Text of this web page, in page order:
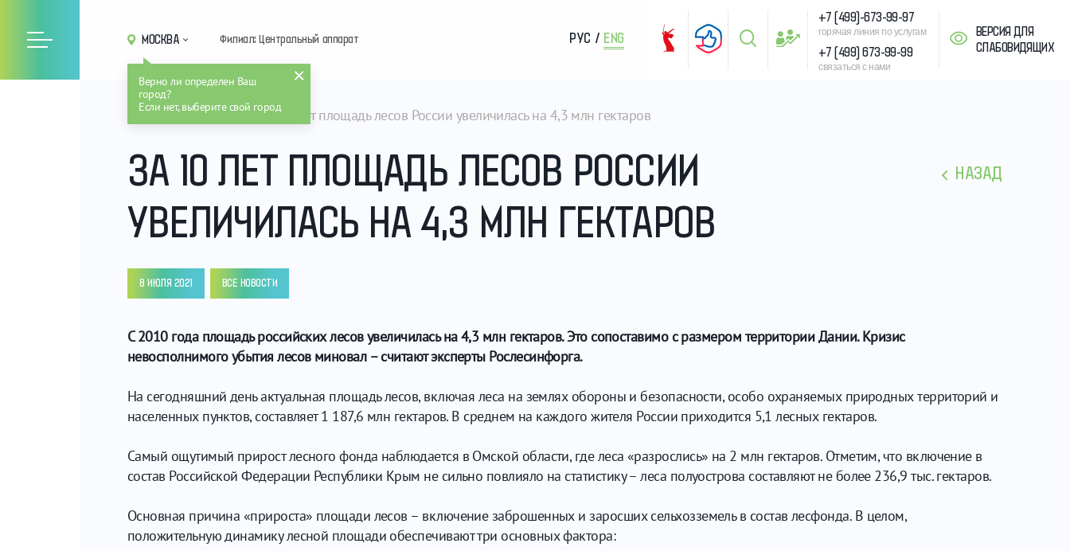
МОСКВА
Верно ли определен Ваш
город?
Если нет, выберите свой город
Филиал: Центральный аппарат РУС / ENG
+7 (499)-673-99-97
горячая линия по услугам
+7 (499) 673-99-99
связаться с нами
ВЕРСИЯ ДЛЯ
СЛАБОВИДЯЩИХ
Главная Новости За 10 лет площадь лесов России увеличилась на 4,3 млн гектаров
ЗА 10 ЛЕТ ПЛОЩАДЬ ЛЕСОВ РОССИИ
УВЕЛИЧИЛАСЬ НА 4,3 МЛН ГЕКТАРОВ
НАЗАД
8 ИЮЛЯ 2021 ВСЕ НОВОСТИ
С 2010 года площадь российских лесов увеличилась на 4,3 млн гектаров. Это сопоставимо с размером территории Дании. Кризис
невосполнимого убытия лесов миновал – считают эксперты Рослесинфорга.
На сегодняшний день актуальная площадь лесов, включая леса на землях обороны и безопасности, особо охраняемых природных территорий и
населенных пунктов, составляет 1 187,6 млн гектаров. В среднем на каждого жителя России приходится 5,1 лесных гектаров.
Самый ощутимый прирост лесного фонда наблюдается в Омской области, где леса «разрослись» на 2 млн гектаров. Отметим, что включение в
состав Российской Федерации Республики Крым не сильно повлияло на статистику – леса полуострова составляют не более 236,9 тыс. гектаров.
Основная причина «прироста» площади лесов – включение заброшенных и заросших сельхозземель в состав лесфонда. В целом,
положительную динамику лесной площади обеспечивают три основных фактора: